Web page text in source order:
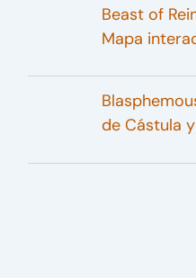
Beast of
Mapa
de Cástula